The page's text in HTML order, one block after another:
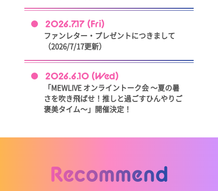
2026.7.17 (Fri)
ファンレター・プレゼントにつきまして
（2026/7/17更新）
2026.6.10 (Wed)
「MEWLIVE オンライントーク会 ～夏の暑
さを吹き飛ばせ！推しと過ごすひんやりご
褒美タイム～」開催決定！
Recommend